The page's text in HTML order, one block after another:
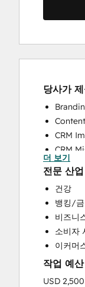
당사가
CRM
CRM
Full
Sales
Sales
Search
더 보기
전문 산
건강
뱅킹/
비즈니
소비자
이커머
작업 예산
USD